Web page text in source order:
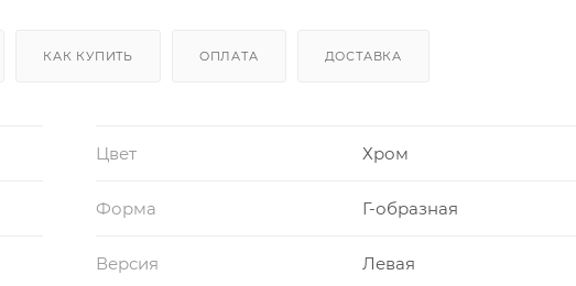
КАК КУПИТЬ ОПЛАТА ДОСТАВКА
Цвет Хром
Форма Г-образная
Версия Левая